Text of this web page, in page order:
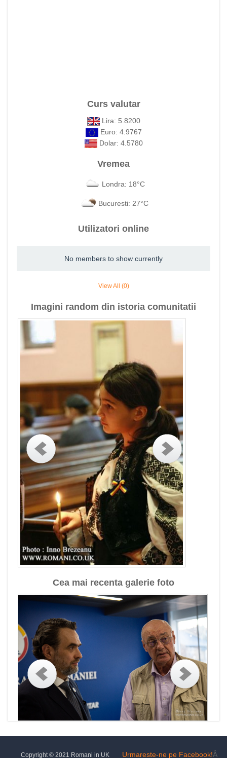
Curs valutar
Lira: 5.8200
Euro: 4.9767
Dolar: 4.5780
Vremea
Londra: 18°C
Bucuresti: 27°C
Utilizatori online
No members to show currently
View All (0)
Imagini random din istoria comunitatii
Cea mai recenta galerie foto
Urmareste-ne pe Facebook!Â
Copyright © 2021 Romani in UK